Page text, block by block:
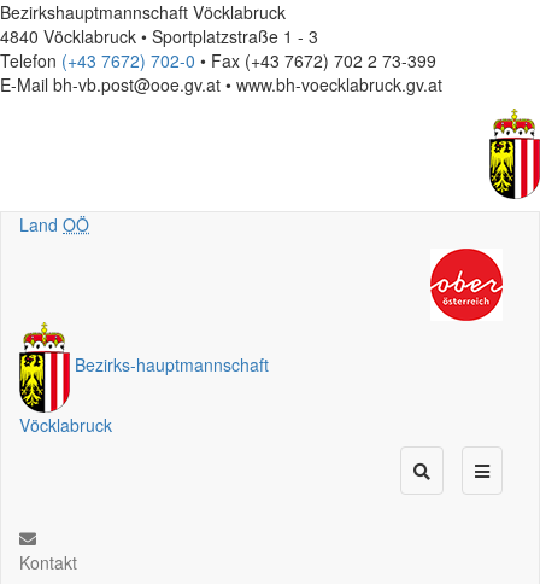
Bezirkshauptmannschaft Vöcklabruck
4840 Vöcklabruck • Sportplatzstraße 1 - 3
Telefon (+43 7672) 702-0 • Fax (+43 7672) 702 2 73-399
E-Mail bh-vb.post@ooe.gv.at • www.bh-voecklabruck.gv.at
Land OÖ
Bezirks-hauptmannschaft
Vöcklabruck
Kontakt